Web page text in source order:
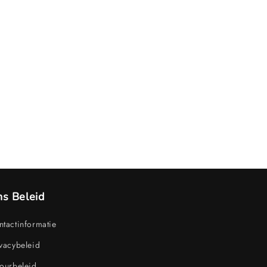
Beleid